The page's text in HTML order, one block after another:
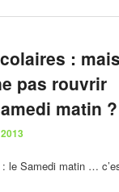
: mais
pas rouvrir
matin ?
: le Samedi matin …